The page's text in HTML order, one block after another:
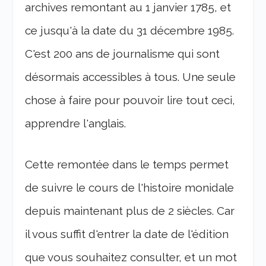
archives remontant au 1 janvier 1785, et
ce jusqu'à la date du 31 décembre 1985.
C'est 200 ans de journalisme qui sont
désormais accessibles à tous. Une seule
chose à faire pour pouvoir lire tout ceci,
apprendre l'anglais.
Cette remontée dans le temps permet
de suivre le cours de l'histoire monidale
depuis maintenant plus de 2 siècles. Car
il vous suffit d'entrer la date de l'édition
que vous souhaitez consulter, et un mot